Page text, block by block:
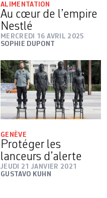
ALIMENTATION
Au cœur de l’empire
Nestlé
MERCREDI 16 AVRIL 2025
SOPHIE DUPONT
GENÈVE
Protéger les
lanceurs d’alerte
JEUDI 21 JANVIER 2021
GUSTAVO KUHN